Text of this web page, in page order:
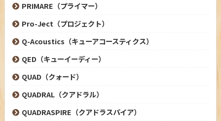
PRIMARE（プライマー）
Pro-Ject（プロジェクト）
Q-Acoustics（キューアコースティクス）
QED（キューイーディー）
QUAD（クォード）
QUADRAL（クアドラル）
QUADRASPIRE（クアドラスパイア）